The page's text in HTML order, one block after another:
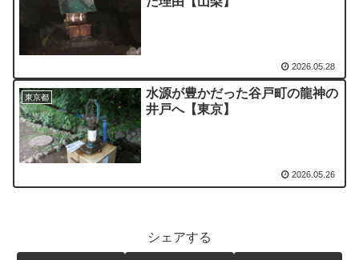
2026.05.28
東京都
水源が豊かだった谷戸町の龍神の
井戸へ【東京】
2026.05.26
シェアする